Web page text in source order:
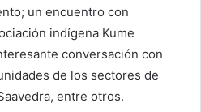
un encuentro con
indígena Kume
conversación con
de los sectores de
entre otros.